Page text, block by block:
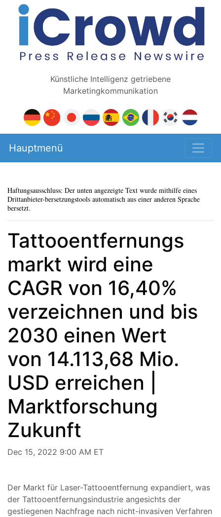
Künstliche Intelligenz getriebene
Marketingkommunikation
Hauptmenü
Haftungsausschluss: Der unten angezeigte Text wurde mithilfe eines
Drittanbieter-bersetzungstools automatisch aus einer anderen Sprache
bersetzt.
Tattooentfernungs
markt wird eine
CAGR von 16,40%
verzeichnen und bis
2030 einen Wert
von 14.113,68 Mio.
USD erreichen |
Marktforschung
Zukunft
Dec 15, 2022 9:00 AM ET
Der Markt für Laser-Tattooentfernung expandiert, was
der Tattooentfernungsindustrie angesichts der
gestiegenen Nachfrage nach nicht-invasiven Verfahren